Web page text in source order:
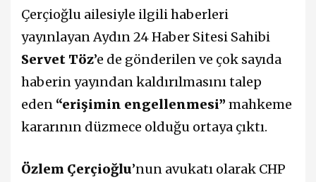
Çerçioğlu ailesiyle ilgili haberleri
yayınlayan Aydın 24 Haber Sitesi Sahibi
Servet Töz’e de gönderilen ve çok sayıda
haberin yayından kaldırılmasını talep
eden “erişimin engellenmesi” mahkeme
kararının düzmece olduğu ortaya çıktı.
Özlem Çerçioğlu’nun avukatı olarak CHP